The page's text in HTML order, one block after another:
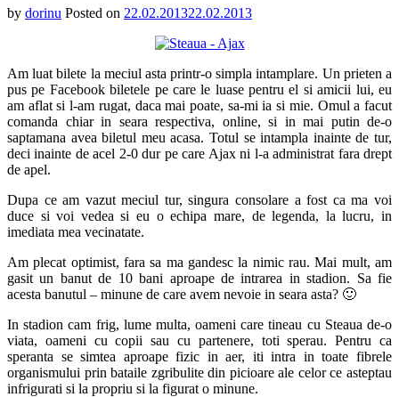
banutul
–
minune
by dorinu Posted on 22.02.201322.02.2013
Am luat bilete la meciul asta printr-o simpla intamplare. Un prieten a
pus pe Facebook biletele pe care le luase pentru el si amicii lui, eu
am aflat si l-am rugat, daca mai poate, sa-mi ia si mie. Omul a facut
comanda chiar in seara respectiva, online, si in mai putin de-o
saptamana avea biletul meu acasa. Totul se intampla inainte de tur,
deci inainte de acel 2-0 dur pe care Ajax ni l-a administrat fara drept
de apel.
Dupa ce am vazut meciul tur, singura consolare a fost ca ma voi
duce si voi vedea si eu o echipa mare, de legenda, la lucru, in
imediata mea vecinatate.
Am plecat optimist, fara sa ma gandesc la nimic rau. Mai mult, am
gasit un banut de 10 bani aproape de intrarea in stadion. Sa fie
acesta banutul – minune de care avem nevoie in seara asta? 🙂
In stadion cam frig, lume multa, oameni care tineau cu Steaua de-o
viata, oameni cu copii sau cu partenere, toti sperau. Pentru ca
speranta se simtea aproape fizic in aer, iti intra in toate fibrele
organismului prin bataile zgribulite din picioare ale celor ce asteptau
infrigurati si la propriu si la figurat o minune.